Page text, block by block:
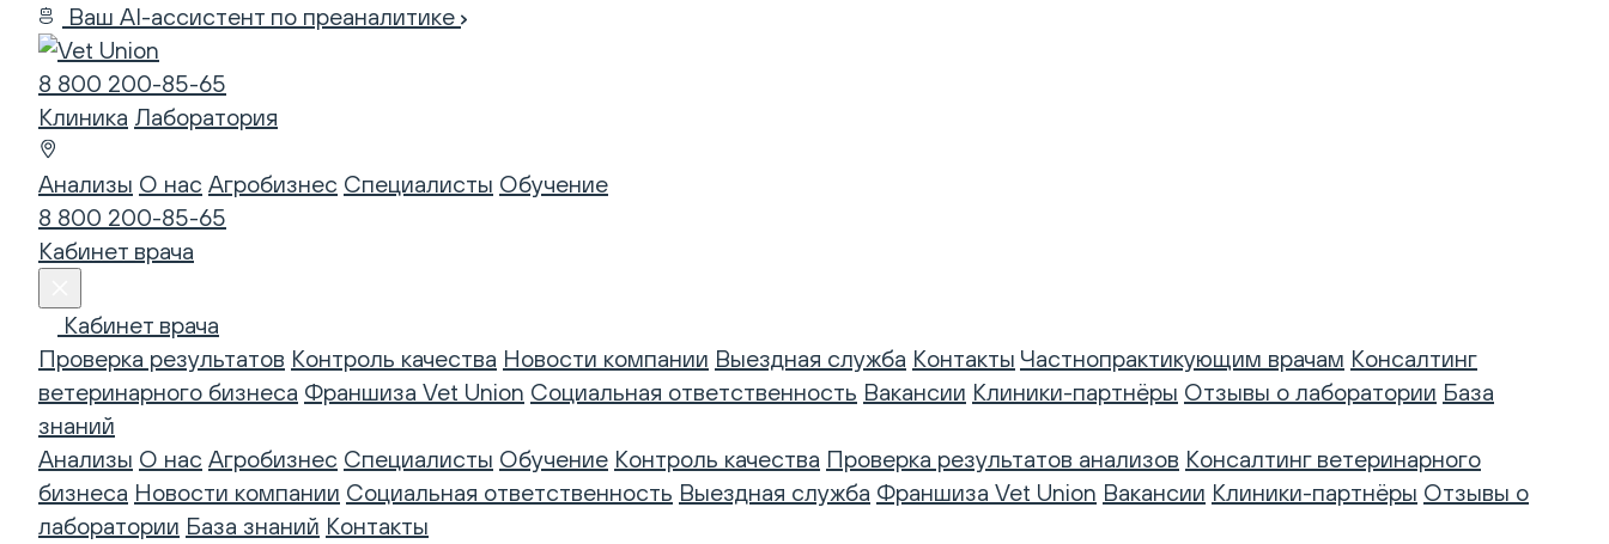
Ваш AI-ассистент по преаналитике
8 800 200-85-65
Клиника Лаборатория
Анализы О нас Агробизнес Специалисты Обучение
8 800 200-85-65
Кабинет врача
Кабинет врача
Проверка результатов Контроль качества Новости компании Выездная служба Контакты Частнопрактикующим врачам Консалтинг
ветеринарного бизнеса Франшиза Vet Union Социальная ответственность Вакансии Клиники-партнёры Отзывы о лаборатории База
знаний
Анализы О нас Агробизнес Специалисты Обучение Контроль качества Проверка результатов анализов Консалтинг ветеринарного
бизнеса Новости компании Социальная ответственность Выездная служба Франшиза Vet Union Вакансии Клиники-партнёры Отзывы о
лаборатории База знаний Контакты